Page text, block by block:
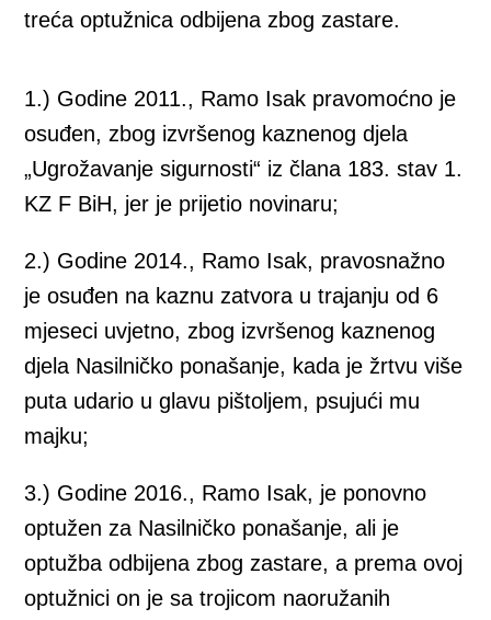
treća optužnica odbijena zbog zastare.
1.) Godine 2011., Ramo Isak pravomoćno je
osuđen, zbog izvršenog kaznenog djela
„Ugrožavanje sigurnosti“ iz člana 183. stav 1.
KZ F BiH, jer je prijetio novinaru;
2.) Godine 2014., Ramo Isak, pravosnažno
je osuđen na kaznu zatvora u trajanju od 6
mjeseci uvjetno, zbog izvršenog kaznenog
djela Nasilničko ponašanje, kada je žrtvu više
puta udario u glavu pištoljem, psujući mu
majku;
3.) Godine 2016., Ramo Isak, je ponovno
optužen za Nasilničko ponašanje, ali je
optužba odbijena zbog zastare, a prema ovoj
optužnici on je sa trojicom naoružanih